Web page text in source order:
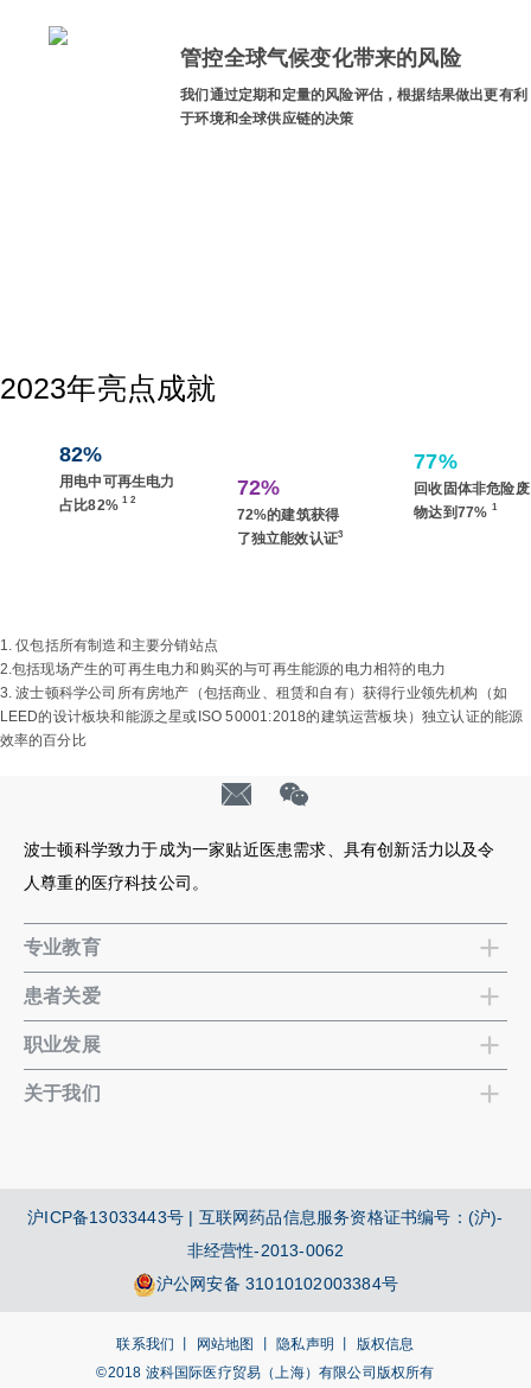
管控全球气候变化带来的风险
我们通过定期和定量的风险评估，根据结果做出更有利
于环境和全球供应链的决策
2023年亮点成就
82%
用电中可再生电力
占比82%1 2
72%
72%的建筑获得
了独立能效认证3
77%
回收固体非危险废
物达到77% 1
1. 仅包括所有制造和主要分销站点
2.包括现场产生的可再生电力和购买的与可再生能源的电力相符的电力
3. 波士顿科学公司所有房地产（包括商业、租赁和自有）获得行业领先机构（如
LEED的设计板块和能源之星或ISO 50001:2018的建筑运营板块）独立认证的能源
效率的百分比
波士顿科学致力于成为一家贴近医患需求、具有创新活力以及令
人尊重的医疗科技公司。
专业教育
患者关爱
职业发展
关于我们
沪ICP备13033443号 | 互联网药品信息服务资格证书编号：(沪)-
非经营性-2013-0062
沪公网安备 31010102003384号
联系我们 丨 网站地图 丨 隐私声明 丨
版权信息
©2018 波科国际医疗贸易（上海）有限公司版权所有